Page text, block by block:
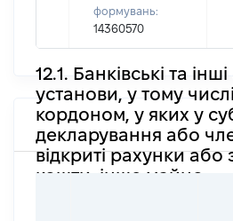
формувань:
14360570
12.1. Банківські та
установи, у тому
кордоном, у яких у
декларування або
відкриті рахунки або
кошти, інше майно